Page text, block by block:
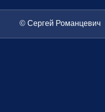
© Сергей Романцевич